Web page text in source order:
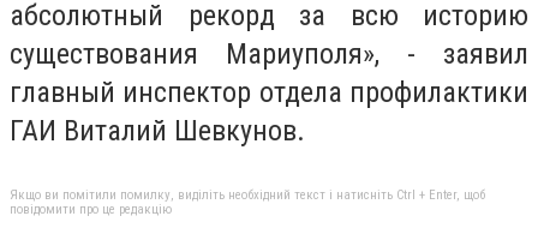
абсолютный рекорд за всю историю
существования Мариуполя», - заявил
главный инспектор отдела профилактики
ГАИ Виталий Шевкунов.
Якщо ви помітили помилку, виділіть необхідний текст і натисніть Ctrl + Enter, щоб
повідомити про це редакцію